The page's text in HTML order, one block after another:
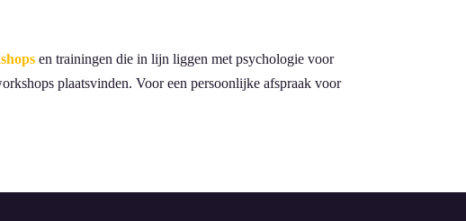
en trainingen die in lijn liggen met psychologie voor
plaatsvinden. Voor een persoonlijke afspraak voor